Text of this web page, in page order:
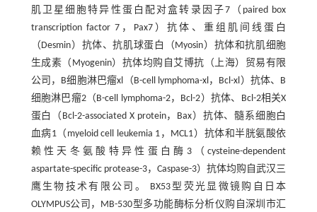
肌卫星细胞特异性蛋白配对盒转录因子7（paired box
transcription factor 7，Pax7）抗体、重组肌间线蛋白
（Desmin）抗体、抗肌球蛋白（Myosin）抗体和抗肌细胞
生成素（Myogenin）抗体均购自艾博抗（上海）贸易有限
公司，B细胞淋巴瘤xl（B-cell lymphoma-xl，Bcl-xl）抗体、B
细胞淋巴瘤2（B-cell lymphoma-2，Bcl-2）抗体、Bcl-2相关X
蛋白（Bcl-2-associated X protein，Bax）抗体、髓系细胞白
血病1（myeloid cell leukemia 1，MCL1）抗体和半胱氨酸依
赖性天冬氨酸特异性蛋白酶3（cysteine-dependent
aspartate-specific protease-3，Caspase-3）抗体均购自武汉三
鹰生物技术有限公司。 BX53型荧光显微镜购自日本
OLYMPUS公司，MB-530型多功能酶标分析仪购自深圳市汇